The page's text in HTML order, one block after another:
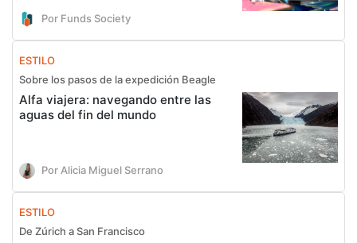
Por Funds Society
ESTILO
Sobre los pasos de la expedición Beagle
Alfa viajera: navegando entre las
aguas del fin del mundo
Por Alicia Miguel Serrano
ESTILO
De Zúrich a San Francisco